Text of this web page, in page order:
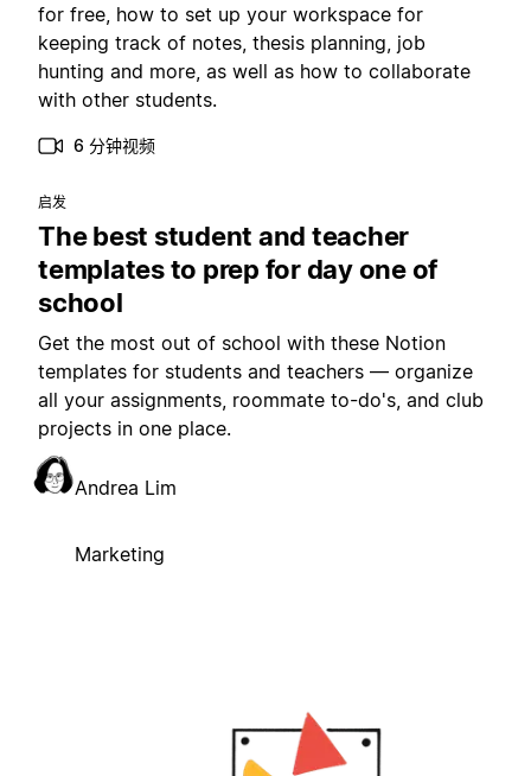
for free, how to set up your workspace for
keeping track of notes, thesis planning, job
hunting and more, as well as how to collaborate
with other students.
6 分钟视频
启发
The best student and teacher
templates to prep for day one of
school
Get the most out of school with these Notion
templates for students and teachers — organize
all your assignments, roommate to-do's, and club
projects in one place.
Andrea Lim
Marketing